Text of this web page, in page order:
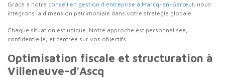
Grâce à notre conseil en gestion d’entreprise à Marcq-en-Barœul, nous
intégrons la dimension patrimoniale dans votre stratégie globale.
Chaque situation est unique. Notre approche est personnalisée,
confidentielle, et centrée sur vos objectifs.
Optimisation fiscale et structuration à
Villeneuve-d’Ascq